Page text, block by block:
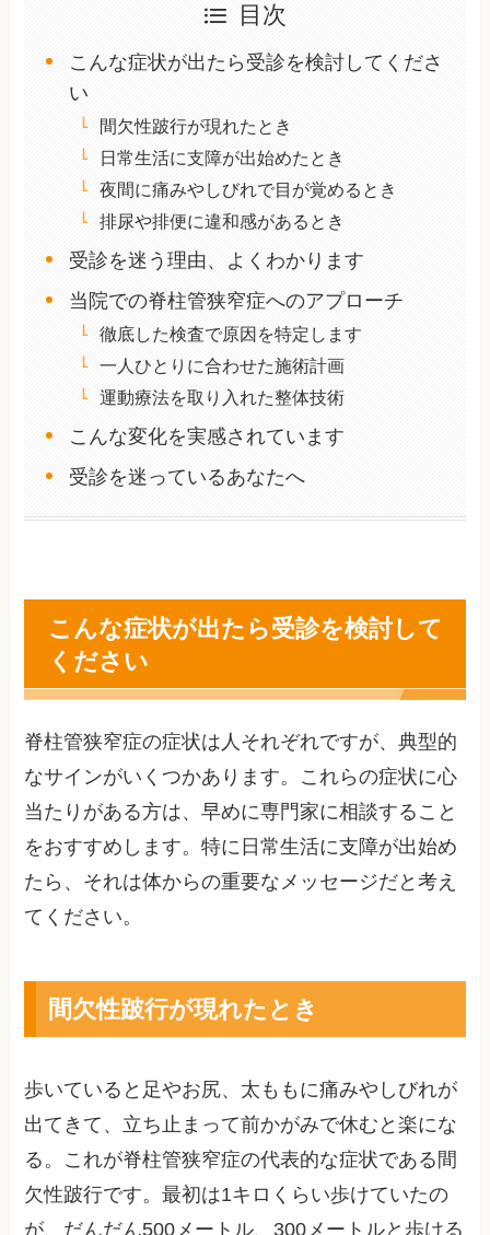
目次
こんな症状が出たら受診を検討してくださ
い
間欠性跛行が現れたとき
日常生活に支障が出始めたとき
夜間に痛みやしびれで目が覚めるとき
排尿や排便に違和感があるとき
受診を迷う理由、よくわかります
当院での脊柱管狭窄症へのアプローチ
徹底した検査で原因を特定します
一人ひとりに合わせた施術計画
運動療法を取り入れた整体技術
こんな変化を実感されています
受診を迷っているあなたへ
こんな症状が出たら受診を検討して
ください
脊柱管狭窄症の症状は人それぞれですが、典型的
なサインがいくつかあります。これらの症状に心
当たりがある方は、早めに専門家に相談すること
をおすすめします。特に日常生活に支障が出始め
たら、それは体からの重要なメッセージだと考え
てください。
間欠性跛行が現れたとき
歩いていると足やお尻、太ももに痛みやしびれが
出てきて、立ち止まって前かがみで休むと楽にな
る。これが脊柱管狭窄症の代表的な症状である間
欠性跛行です。最初は1キロくらい歩けていたの
が、だんだん500メートル、300メートルと歩ける